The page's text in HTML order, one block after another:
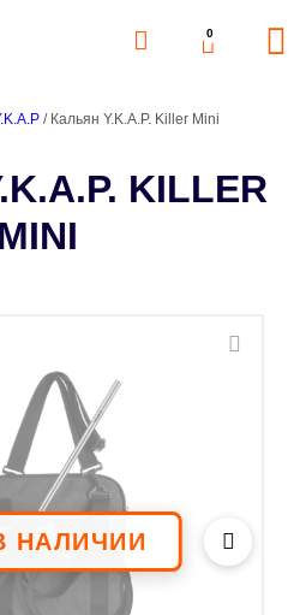
0
/ Кальян Y.K.A.P. Killer Mini
KILLER
MINI